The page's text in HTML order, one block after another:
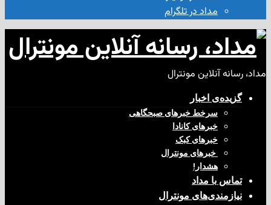
مداد در تلگرام
مونترال
اخبار
سرخط خبرهای صبحگاهی
خبرهای کانادا
خبرهای کبک
‌ خبرهای مونترال
مداد
مونترال